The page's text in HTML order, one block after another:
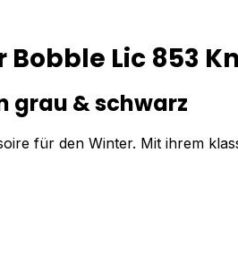
Lic 853
grau & schwarz
für den Winter. Mit ihrem